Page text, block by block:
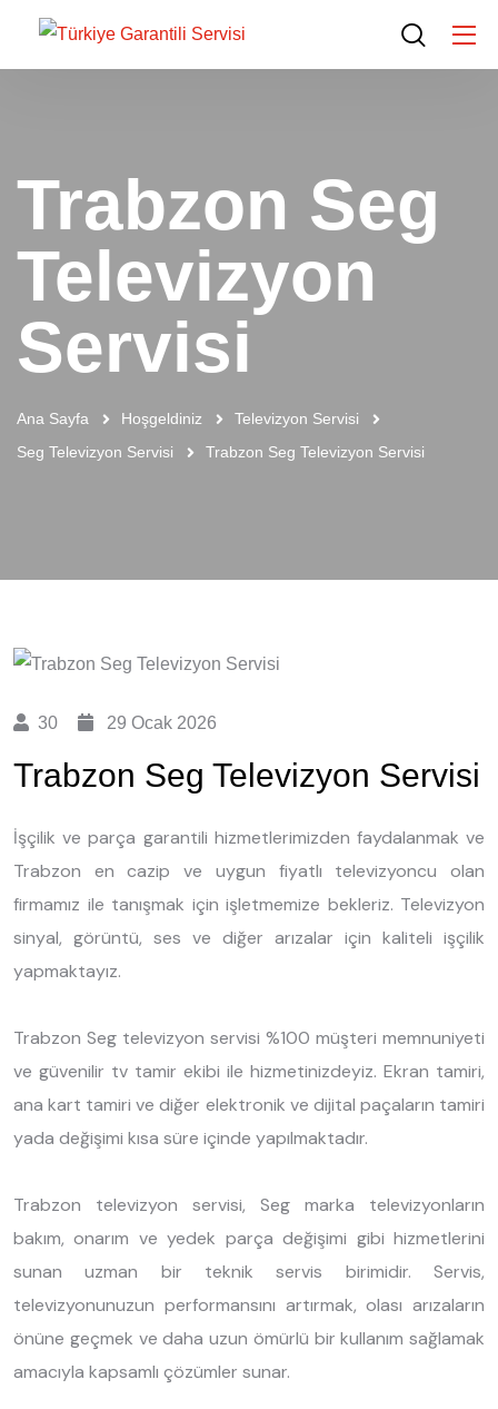
Trabzon Seg
Televizyon
Servisi
Ana Sayfa Hoşgeldiniz
Televizyon Servisi
Seg Televizyon Servisi
Trabzon Seg Televizyon Servisi
30 29 Ocak 2026
Trabzon Seg Televizyon Servisi
İşçilik ve parça garantili hizmetlerimizden faydalanmak ve
Trabzon en cazip ve uygun fiyatlı televizyoncu olan
firmamız ile tanışmak için işletmemize bekleriz. Televizyon
sinyal, görüntü, ses ve diğer arızalar için kaliteli işçilik
yapmaktayız.
Trabzon Seg televizyon servisi %100 müşteri memnuniyeti
ve güvenilir tv tamir ekibi ile hizmetinizdeyiz. Ekran tamiri,
ana kart tamiri ve diğer elektronik ve dijital paçaların tamiri
yada değişimi kısa süre içinde yapılmaktadır.
Trabzon televizyon servisi, Seg marka televizyonların
bakım, onarım ve yedek parça değişimi gibi hizmetlerini
sunan uzman bir teknik servis birimidir. Servis,
televizyonunuzun performansını artırmak, olası arızaların
önüne geçmek ve daha uzun ömürlü bir kullanım sağlamak
amacıyla kapsamlı çözümler sunar.